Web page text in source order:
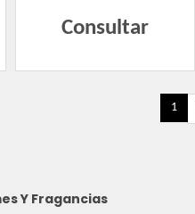
Consultar
1
Y Fragancias